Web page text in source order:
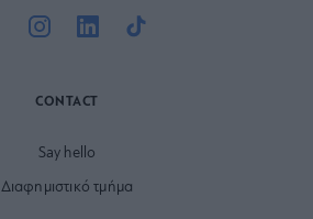
CONTACT
Say hello
Διαφημιστικό τμήμα